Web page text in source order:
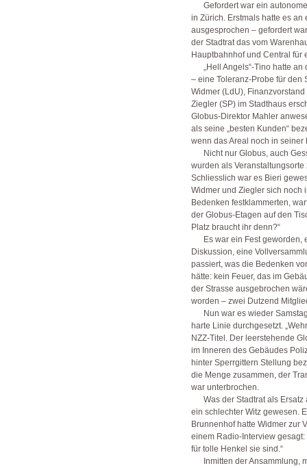
Gefordert war ein
in Zürich. Erstmals hatte es an
ausgesprochen – gefordert
der Stadtrat das vom
Hauptbahnhof und Central für
„Hell Angels“-Tino hatte an
– eine Toleranz-Probe für den
Widmer (LdU),
Ziegler (SP) im Stadthaus
Globus-Direktor Mahler
als seine „besten Kunden“
wenn das Areal noch in seiner
Nicht nur Globus, auch
wurden als
Schliesslich war es Bieri
Widmer und Ziegler sich noch
Bedenken festklammerten,
der Globus-Etagen auf den
Platz braucht ihr denn?“
Es war ein Fest geworden,
Diskussion, eine
passiert, was die Bedenken
hätte: kein Feuer, das im
der Strasse ausgebrochen
worden – zwei Dutzend
Nun war es wieder
harte Linie durchgesetzt.
NZZ-Titel. Der leerstehende
im Inneren des Gebäudes
hinter Sperrgittern Stellung
die Menge zusammen, der
war unterbrochen.
Was der Stadtrat als Ersatz
ein schlechter Witz gewesen.
Brunnenhof hatte Widmer zur
einem Radio-Interview
für tolle Henkel sie sind.“
Inmitten der Ansammlung,